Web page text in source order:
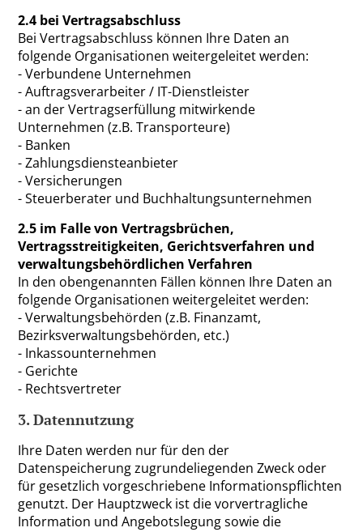
2.4 bei Vertragsabschluss
Bei Vertragsabschluss können Ihre Daten an
folgende Organisationen weitergeleitet werden:
- Verbundene Unternehmen
- Auftragsverarbeiter / IT-Dienstleister
- an der Vertragserfüllung mitwirkende
Unternehmen (z.B. Transporteure)
- Banken
- Zahlungsdiensteanbieter
- Versicherungen
- Steuerberater und Buchhaltungsunternehmen
2.5 im Falle von Vertragsbrüchen,
Vertragsstreitigkeiten, Gerichtsverfahren und
verwaltungsbehördlichen Verfahren
In den obengenannten Fällen können Ihre Daten an
folgende Organisationen weitergeleitet werden:
- Verwaltungsbehörden (z.B. Finanzamt,
Bezirksverwaltungsbehörden, etc.)
- Inkassounternehmen
- Gerichte
- Rechtsvertreter
3. Datennutzung
Ihre Daten werden nur für den der
Datenspeicherung zugrundeliegenden Zweck oder
für gesetzlich vorgeschriebene Informationspflichten
genutzt. Der Hauptzweck ist die vorvertragliche
Information und Angebotslegung sowie die